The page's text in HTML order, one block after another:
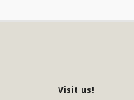
Visit us!